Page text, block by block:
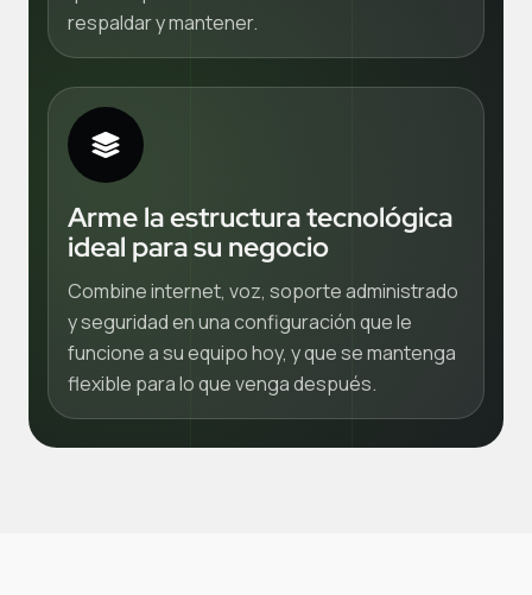
respaldar y mantener.
Arme la estructura tecnológica
ideal para su negocio
Combine internet, voz, soporte administrado
y seguridad en una configuración que le
funcione a su equipo hoy, y que se mantenga
flexible para lo que venga después.